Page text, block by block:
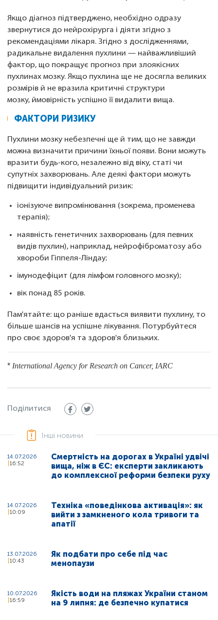
Якщо діагноз підтверджено, необхідно одразу
звернутися до нейрохірурга і діяти згідно з
рекомендаціями лікаря. Згідно з дослідженнями,
радикальне видалення пухлини — найважливіший
фактор, що покращує прогноз при злоякісних
пухлинах мозку. ⁠Якщо пухлина ще не досягла великих
розмірів й не вразила критичні структури
мозку, ймовірність успішно її видалити вища.
ФАКТОРИ РИЗИКУ
Пухлини мозку небезпечні ще й тим, що не завжди
можна визначити причини їхньої появи. Вони можуть
вразити будь-кого, незалежно від віку, статі чи
супутніх захворювань. Але деякі фактори можуть
підвищити індивідуальний ризик:
іонізуюче випромінювання (зокрема, променева
терапія);
наявність генетичних захворювань (для певних
видів пухлин), наприклад, нейрофіброматозу або
хвороби Гіппеля-Ліндау;
імунодефіцит (для лімфом головного мозку);
вік понад 85 років.
Пам'ятайте: що раніше вдасться виявити пухлину, то
більше шансів на успішне лікування. Потурбуйтеся
про своє здоров'я та здоров'я близьких.
* International Agency for Research on Cancer, IARC
Поділитися
Інші новини
14.07.2026
16:52
Смертність на дорогах в Україні удвічі
вища, ніж в ЄС: експерти закликають
до комплексної реформи безпеки руху
14.07.2026
10:09
Техніка «поведінкова активація»: як
вийти з замкненого кола тривоги та
апатії
13.07.2026
10:43
Як подбати про себе під час
менопаузи
10.07.2026
16:59
Якість води на пляжах України станом
на 9 липня: де безпечно купатися